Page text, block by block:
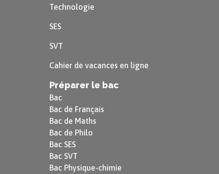
Technologie
SES
SVT
Cahier de vacances en ligne
Préparer le bac
Bac
Bac de Français
Bac de Maths
Bac de Philo
Bac SES
Bac SVT
Bac Physique-chimie